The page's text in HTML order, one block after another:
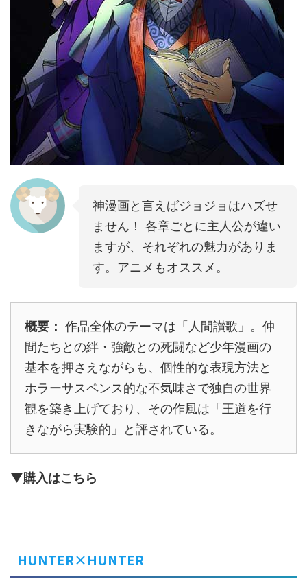
神漫画と言えばジョジョはハズせ
ません！ 各章ごとに主人公が違い
ますが、それぞれの魅力がありま
す。アニメもオススメ。
概要： 作品全体のテーマは「人間讃歌」。仲
間たちとの絆・強敵との死闘など少年漫画の
基本を押さえながらも、個性的な表現方法と
ホラーサスペンス的な不気味さで独自の世界
観を築き上げており、その作風は「王道を行
きながら実験的」と評されている。
▼購入はこちら
HUNTER×HUNTER